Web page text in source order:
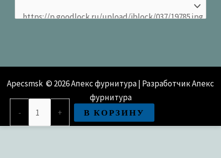
Apecsmsk © 2026 Апекс фурнитура | Разработчик Апекс
фурнитура
-
+ В КОРЗИНУ